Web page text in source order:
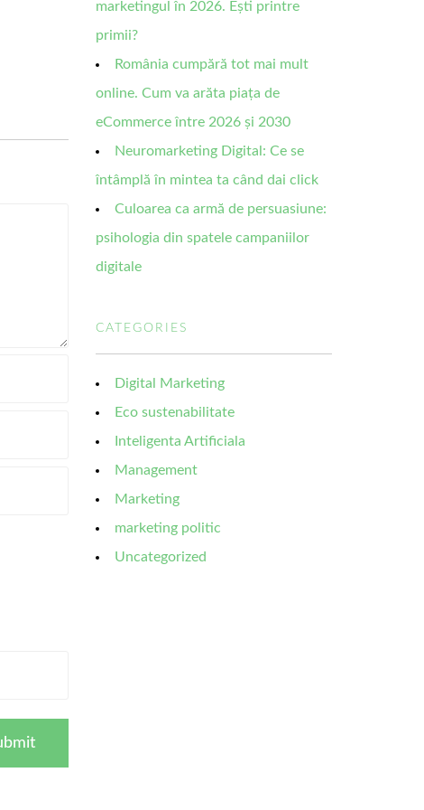
marketingul în 2026. Ești printre
primii?
România cumpără tot mai mult
online. Cum va arăta piața de
eCommerce între 2026 și 2030
Neuromarketing Digital: Ce se
întâmplă în mintea ta când dai click
Culoarea ca armă de persuasiune:
psihologia din spatele campaniilor
digitale
CATEGORIES
Digital Marketing
Eco sustenabilitate
Inteligenta Artificiala
Management
Marketing
marketing politic
Uncategorized